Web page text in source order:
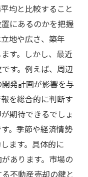
均と比較すること
にあるのかを把握
地や広さ、築年
す。しかし、最近
す。例えば、周辺
発計画が影響を与
を総合的に判断す
期待できるでしょ
。季節や経済情勢
ます。具体的に
あります。市場の
不動産売却の鍵と